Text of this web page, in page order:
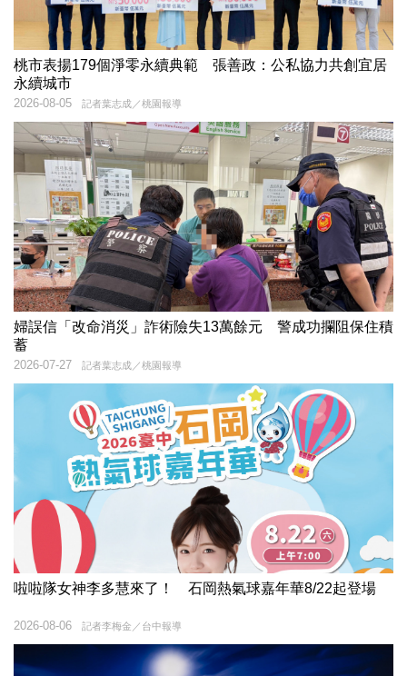
桃市表揚179個淨零永續典範 張善政：公私協力共創宜居
永續城市
記者葉志成／桃園報導
2026-08-05
婦誤信「改命消災」詐術險失13萬餘元 警成功攔阻保住積
蓄
記者葉志成／桃園報導
2026-07-27
啦啦隊女神李多慧來了！ 石岡熱氣球嘉年華8/22起登場
記者李梅金／台中報導
2026-08-06